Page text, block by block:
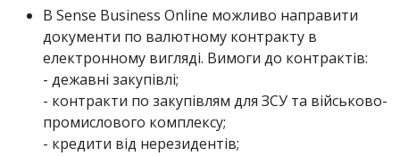
В Sense Business Online можливо направити
документи по валютному контракту в
електронному вигляді. Вимоги до контрактів:
- дежавні закупівлі;
- контракти по закупівлям для ЗСУ та військово-
промислового комплексу;
- кредити від нерезидентів;